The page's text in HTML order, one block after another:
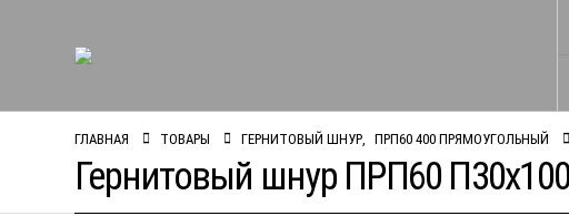
ГЛАВНАЯ ТОВАРЫ ГЕРНИТОВЫЙ ШНУР, ПРП60 400 ПРЯМОУГОЛЬНЫЙ
Гернитовый шнур ПРП60